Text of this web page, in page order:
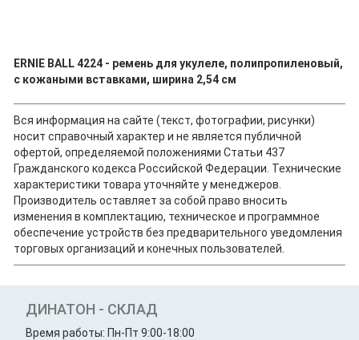
ERNIE BALL 4224 - ремень для укулеле, полипропиленовый,
с кожаными вставками, ширина 2,54 см
Вся информация на сайте (текст, фотографии, рисунки)
носит справочный характер и не является публичной
офертой, определяемой положениями Статьи 437
Гражданского кодекса Российской Федерации. Технические
характеристики товара уточняйте у менеджеров.
Производитель оставляет за собой право вносить
изменения в комплектацию, техническое и программное
обеспечение устройств без предварительного уведомления
торговых организаций и конечных пользователей.
ДИНАТОН - СКЛАД
Время работы: Пн-Пт 9:00-18:00